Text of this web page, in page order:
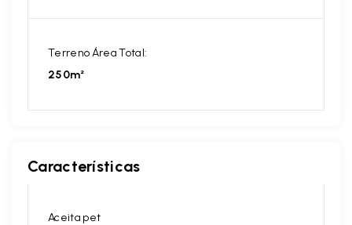
Terreno Área Total:
250m²
Características
Aceita pet